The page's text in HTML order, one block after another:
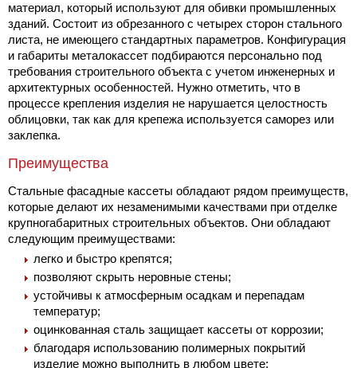
материал, который используют для обивки промышленных
зданий. Состоит из обрезанного с четырех сторон стального
листа, не имеющего стандартных параметров. Конфигурация
и габариты металокассет подбираются персонально под
требования строительного объекта с учетом инженерных и
архитектурных особенностей. Нужно отметить, что в
процессе крепления изделия не нарушается целостность
облицовки, так как для крепежа используется саморез или
заклепка.
Преимущества
Стальные фасадные кассеты обладают рядом преимуществ,
которые делают их незаменимыми качествами при отделке
крупногабаритных строительных объектов. Они обладают
следующим преимуществами:
легко и быстро крепятся;
позволяют скрыть неровные стены;
устойчивы к атмосферным осадкам и перепадам
температур;
оцинкованная сталь защищает кассеты от коррозии;
благодаря использованию полимерных покрытий
изделие можно выполнить в любом цвете;